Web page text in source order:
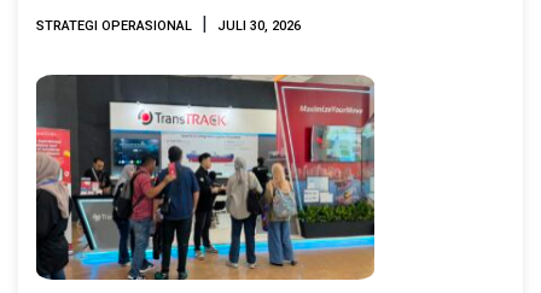
STRATEGI OPERASIONAL | JULI 30, 2026